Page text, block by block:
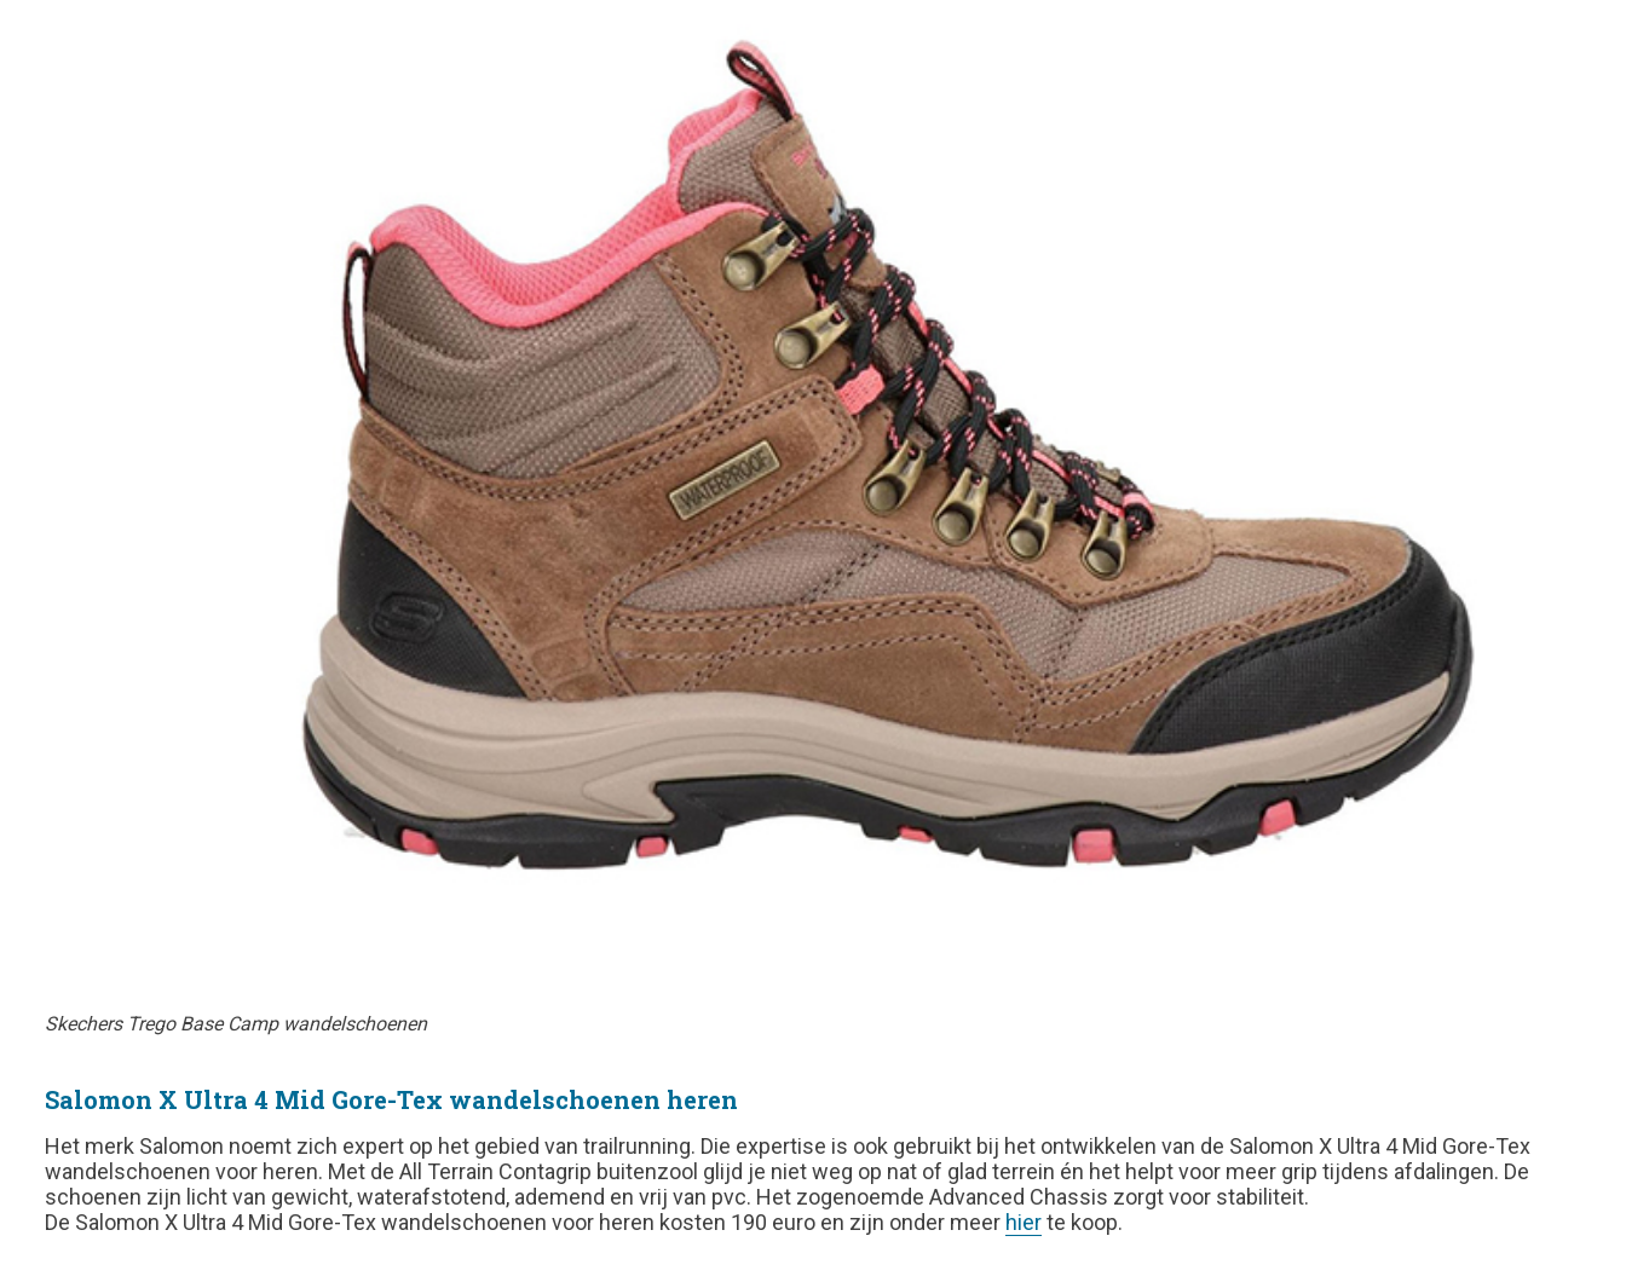
Skechers Trego Base Camp wandelschoenen
Salomon X Ultra 4 Mid Gore-Tex wandelschoenen heren
Het merk Salomon noemt zich expert op het gebied van trailrunning. Die expertise is ook gebruikt bij het ontwikkelen van de Salomon X Ultra 4 Mid Gore-Tex
wandelschoenen voor heren. Met de All Terrain Contagrip buitenzool glijd je niet weg op nat of glad terrein én het helpt voor meer grip tijdens afdalingen. De
schoenen zijn licht van gewicht, waterafstotend, ademend en vrij van pvc. Het zogenoemde Advanced Chassis zorgt voor stabiliteit.
De Salomon X Ultra 4 Mid Gore-Tex wandelschoenen voor heren kosten 190 euro en zijn onder meer hierte koop.